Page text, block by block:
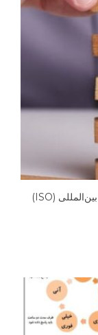
بسته استانداردهای داخلی (INSO) و ایزوهای بین‌المللی (ISO)